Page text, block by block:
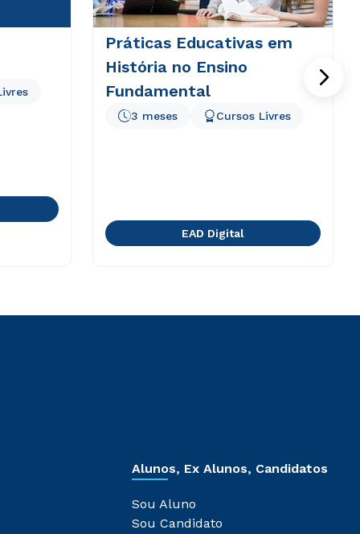
Práticas Educativas em
História no Ensino
Fundamental
3 meses Cursos Livres
EAD Digital
Alunos, Ex Alunos, Candidatos
Sou Aluno
Sou Candidato